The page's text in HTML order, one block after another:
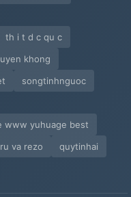
th i t d c qu c
khong
songtinhnguoc
www yuhuage best
va rezo
quytinhai